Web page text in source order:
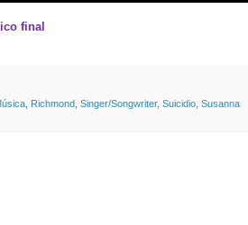
final
, Richmond, Singer/Songwriter, Suicidio, Susanna